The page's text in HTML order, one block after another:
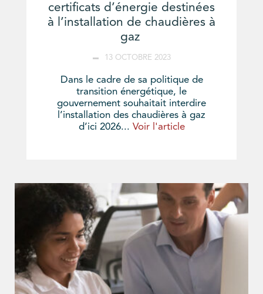
certificats d’énergie destinées
à l’installation de chaudières à
gaz
13 OCTOBRE 2023
Dans le cadre de sa politique de
transition énergétique, le
gouvernement souhaitait interdire
l’installation des chaudières à gaz
d’ici 2026... Voir l'article